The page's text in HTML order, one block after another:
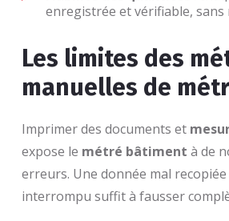
enregistrée et vérifiable, sans
Les limites des
manuelles de
Imprimer des documents et
expose le métré bâtiment à de
erreurs. Une donnée mal
interrompu suffit à fausser